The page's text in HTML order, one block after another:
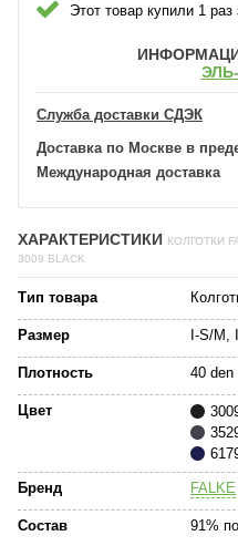
Этот товар купили 1
Служба доставки СДЭК
Доставка по Москве в
Международная доставка
ХАРАКТЕРИСТИКИ КОЛГОТКИ
3009 BLACK
Тип товара
Размер I-S/M,
Плотность 40 den
Цвет
Бренд FALKE
Состав 91%